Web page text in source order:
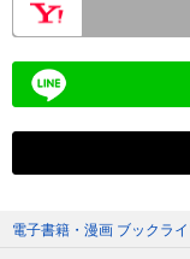
電子書籍・漫画 ブックラ